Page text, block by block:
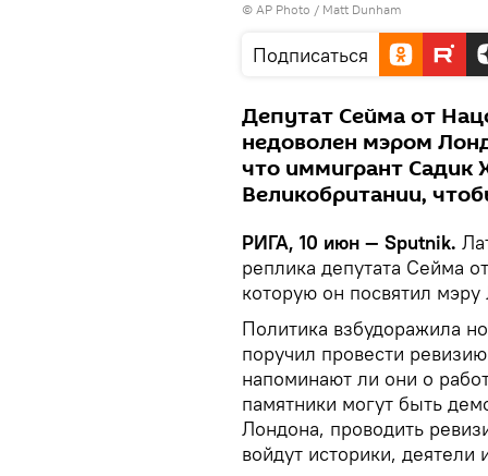
© AP Photo / Matt Dunham
Подписаться
Депутат Сейма от
недоволен мэром
что иммигрант Садик
Великобритании,
РИГА, 10 июн — Sputnik.
реплика депутата Сейма
которую он посвятил
Политика взбудоражила
поручил провести
напоминают ли они о
памятники могут быть
Лондона, проводить
войдут историки, деятели